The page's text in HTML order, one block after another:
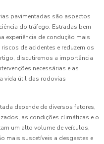
pavimentadas são aspectos
do tráfego. Estradas bem
experiência de condução mais
de acidentes e reduzem os
discutiremos a importância
necessárias e as
vida útil das rodovias
depende de diversos fatores,
as condições climáticas e o
um alto volume de veículos,
mais suscetíveis a desgastes e